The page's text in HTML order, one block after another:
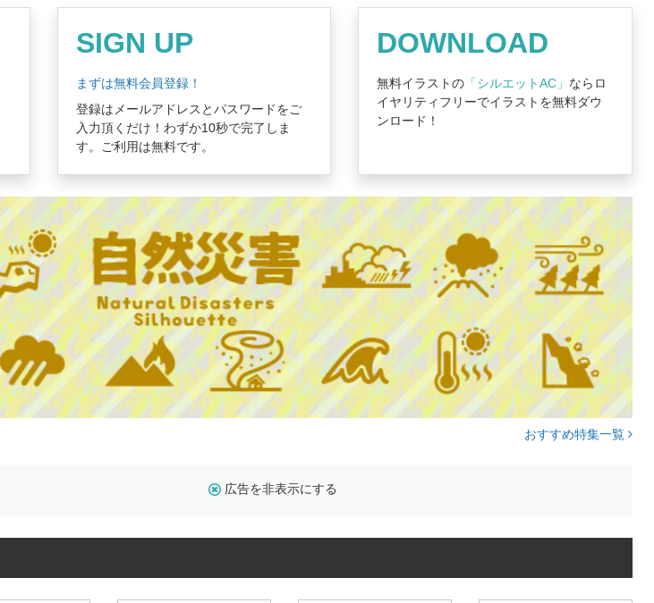
SIGN UP
まずは無料会員登録！
登録はメールアドレスとパスワードをご
入力頂くだけ！わずか10秒で完了しま
す。ご利用は無料です。
DOWNLOAD
無料イラストの 「シルエットAC」 ならロ
イヤリティフリーでイラストを無料ダウ
ンロード！
おすすめ特集一覧
広告を非表示にする